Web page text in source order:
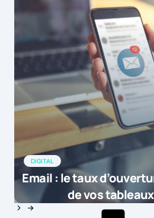
DIGITAL
Email : le taux
de vos